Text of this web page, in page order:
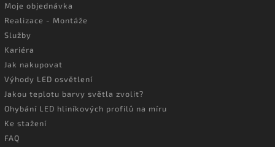
Moje objednávka
Realizace - Montáže
Služby
Kariéra
Jak nakupovat
Výhody LED osvětlení
Jakou teplotu barvy světla zvolit?
Ohybání LED hliníkových profilů na míru
Ke stažení
FAQ